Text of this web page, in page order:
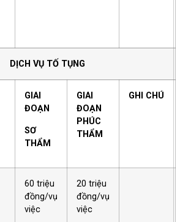
DỊCH VỤ TỐ TỤNG
GIAI
ĐOẠN
SƠ
THẨM
GIAI
ĐOẠN
PHÚC
THẨM
GHI CHÚ
60 triệu
đồng/vụ
việc
20 triệu
đồng/vụ
việc